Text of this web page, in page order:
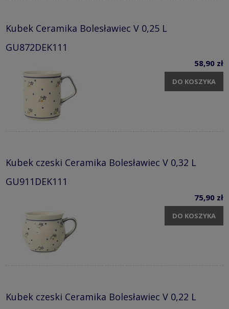
Kubek Ceramika Bolesławiec V 0,25 L
GU872DEK111
58,90 zł
DO KOSZYKA
Kubek czeski Ceramika Bolesławiec V 0,32 L
GU911DEK111
75,90 zł
DO KOSZYKA
Kubek czeski Ceramika Bolesławiec V 0,22 L